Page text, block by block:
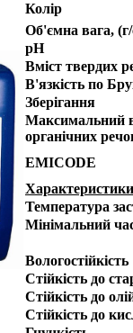
Колір
Об'ємна вага,
pH
Вміст твердих
В'язкість по
Зберігання
Максимальний
органічних
EMICODE
Характеристики
Температура
Мінімальний
Вологостійкість
Стійкість до
Стійкість до
Стійкість до